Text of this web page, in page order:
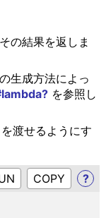
の結果を返しま
生成方法によっ
を参照し
渡せるようにす
?